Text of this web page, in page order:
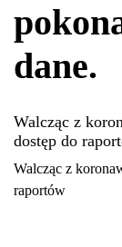
dane.
Walcząc z
dostęp do
Walcząc z
raportów